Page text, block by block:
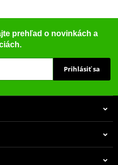
prehľad o novinkách a
Prihlásiť sa